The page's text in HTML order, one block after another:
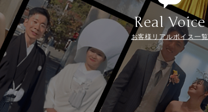
Real Voice
お客様リアルボイス一覧